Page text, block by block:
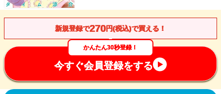
新規登録で270円(税込)で買える！
かんたん30秒登録！
今すぐ会員登録をする